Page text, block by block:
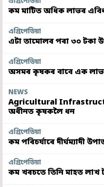
কম মাটিত অধিক লাভৰ
এগ্ৰিপেডিয়া
এটা তামোলৰ পৰা ৩০ টকা
এগ্ৰিপেডিয়া
অসমৰ কৃষকৰ বাবে এক
NEWS
Agricultural
অধীনত কৃষকলৈ ধন
এগ্ৰিপেডিয়া
কম পৰিচৰ্যাৰে দীৰ্ঘম্যাদী
এগ্ৰিপেডিয়া
কম খৰচতে তিনি মাহত লাখ